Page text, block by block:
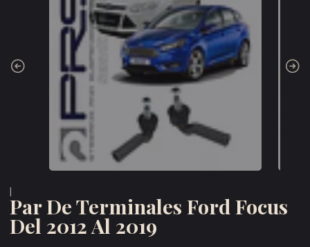
Par De Terminales Ford Focus
Del 2012 Al 2019